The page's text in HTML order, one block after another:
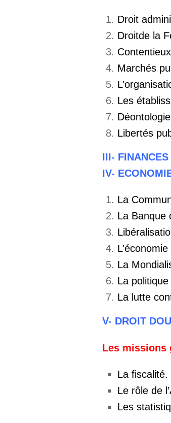
Droit
Droitde la
Marchés
Les
Libertés
III-
IV-
La
La Banque
La
La
La lutte
V- DROIT
Les missions
La fiscalité.
Le rôle de
Les